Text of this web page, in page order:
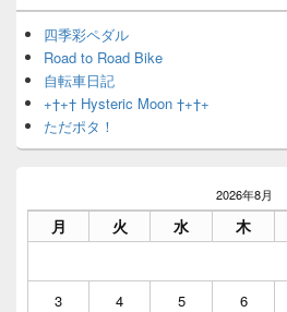
四季彩ペダル
Road to Road Bike
自転車日記
+†+† Hysteric Moon †+†+
ただポタ！
2026年8月
月 火 水 木
3
4 5 6